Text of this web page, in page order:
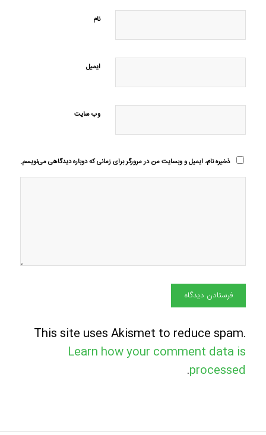
نام
ایمیل
وب‌ سایت
ذخیره نام، ایمیل و وبسایت من در مرورگر برای زمانی که دوباره دیدگاهی می‌نویسم.
This site uses Akismet to reduce spam.
Learn how your comment data is
processed
.